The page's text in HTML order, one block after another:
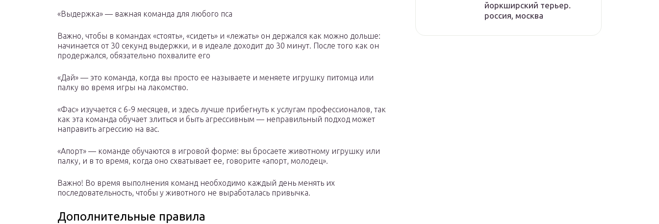
«Выдержка» — важная команда для любого пса
Важно, чтобы в командах «стоять», «сидеть» и «лежать» он держался как можно дольше:
начинается от 30 секунд выдержки, и в идеале доходит до 30 минут. После того как он
продержался, обязательно похвалите его
«Дай» — это команда, когда вы просто ее называете и меняете игрушку питомца или
палку во время игры на лакомство.
«Фас» изучается с 6-9 месяцев, и здесь лучше прибегнуть к услугам профессионалов, так
как эта команда обучает злиться и быть агрессивным — неправильный подход может
направить агрессию на вас.
«Апорт» — команде обучаются в игровой форме: вы бросаете животному игрушку или
палку, и в то время, когда оно схватывает ее, говорите «апорт, молодец».
Важно! Во время выполнения команд необходимо каждый день менять их
последовательность, чтобы у животного не выработалась привычка.
Дополнительные правила
йоркширский терьер.
россия, москва